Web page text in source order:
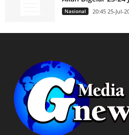
Nasional 20:45 25-Jul-